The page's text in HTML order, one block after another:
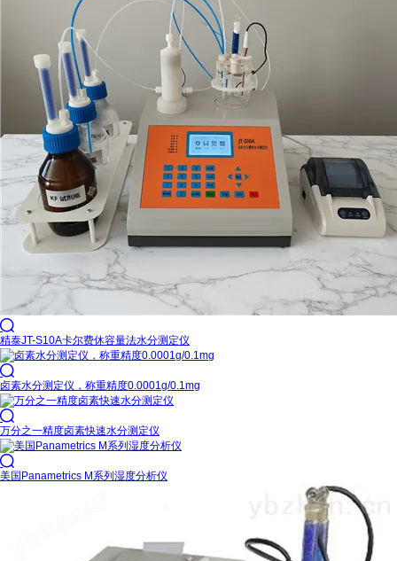

精泰JT-S10A卡尔费休容量法水分测定仪

卤素水分测定仪，称重精度0.0001g/0.1mg

万分之一精度卤素快速水分测定仪

美国Panametrics M系列湿度分析仪